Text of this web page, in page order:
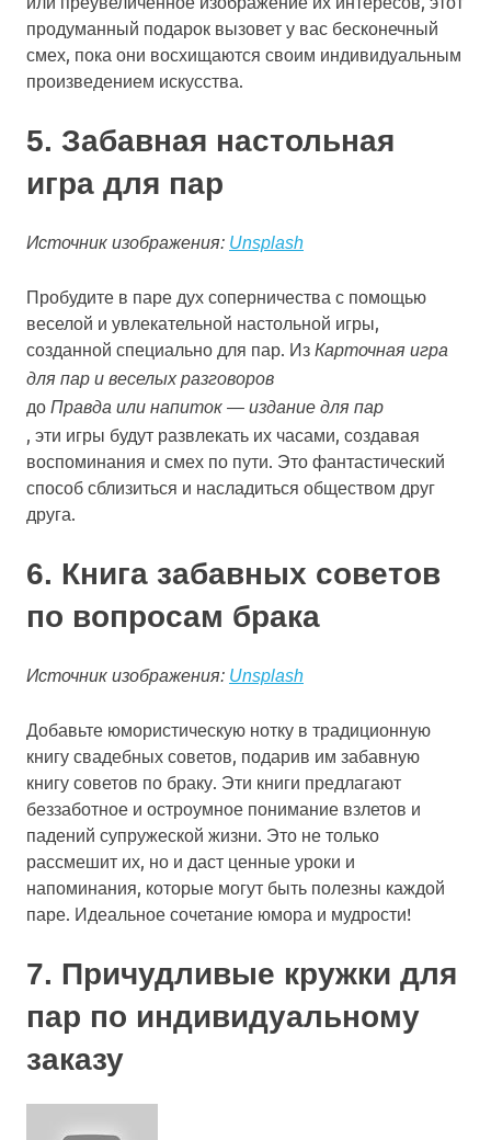
продуманный подарок вызовет у вас бесконечный
смех, пока они восхищаются своим индивидуальным
произведением искусства.
5. Забавная настольная
игра для пар
Источник изображения: Unsplash
Пробудите в паре дух соперничества с помощью
веселой и увлекательной настольной игры,
созданной специально для пар. Из Карточная игра
для пар и веселых разговоров
до Правда или напиток — издание для пар
, эти игры будут развлекать их часами, создавая
воспоминания и смех по пути. Это фантастический
способ сблизиться и насладиться обществом друг
друга.
6. Книга забавных советов
по вопросам брака
Источник изображения: Unsplash
Добавьте юмористическую нотку в традиционную
книгу свадебных советов, подарив им забавную
книгу советов по браку. Эти книги предлагают
беззаботное и остроумное понимание взлетов и
падений супружеской жизни. Это не только
рассмешит их, но и даст ценные уроки и
напоминания, которые могут быть полезны каждой
паре. Идеальное сочетание юмора и мудрости!
7. Причудливые кружки для
пар по индивидуальному
заказу